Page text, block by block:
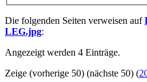
Die folgenden Seiten verweisen auf
LEG.jpg:
Angezeigt werden 4 Einträge.
Zeige (vorherige 50) (nächste 50) (